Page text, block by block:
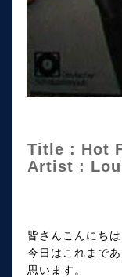
Title : Hot
Artist :
皆さんこんにち
今日はこれまで
思います。